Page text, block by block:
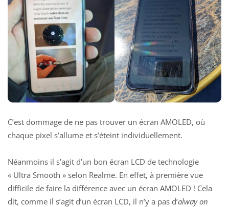
C’est dommage de ne pas trouver un écran AMOLED, où
chaque pixel s’allume et s’éteint individuellement.
Néanmoins il s’agit d’un bon écran LCD de technologie
« Ultra Smooth » selon Realme. En effet, à première vue
difficile de faire la différence avec un écran AMOLED ! Cela
dit, comme il s’agit d’un écran LCD, il n’y a pas d’alway on